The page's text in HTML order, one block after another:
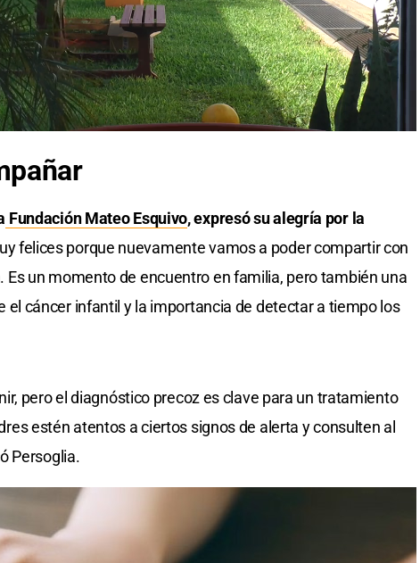
Fundación Mateo Esquivo, expresó su alegría por la
felices porque nuevamente vamos a poder compartir con
un momento de encuentro en familia, pero también una
el cáncer infantil y la importancia de detectar a tiempo los
pero el diagnóstico precoz es clave para un tratamiento
estén atentos a ciertos signos de alerta y consulten al
Persoglia.